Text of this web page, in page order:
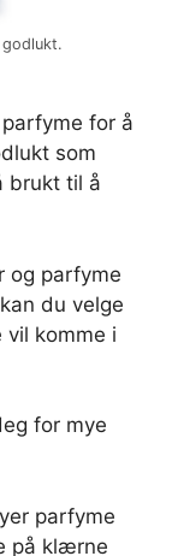
godlukt.
for å
som
brukt til å
og parfyme
du velge
komme i
for mye
parfyme
på klærne